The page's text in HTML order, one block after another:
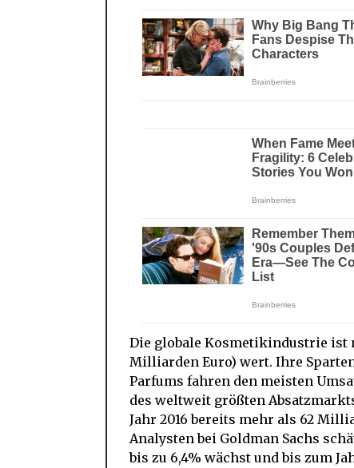
Die globale Kosmetikindustrie ist
Milliarden Euro) wert. Ihre
Parfums fahren den meisten
des weltweit größten
Jahr 2016 bereits mehr als 62
Analysten bei Goldman Sachs
bis zu 6,4% wächst und bis zum